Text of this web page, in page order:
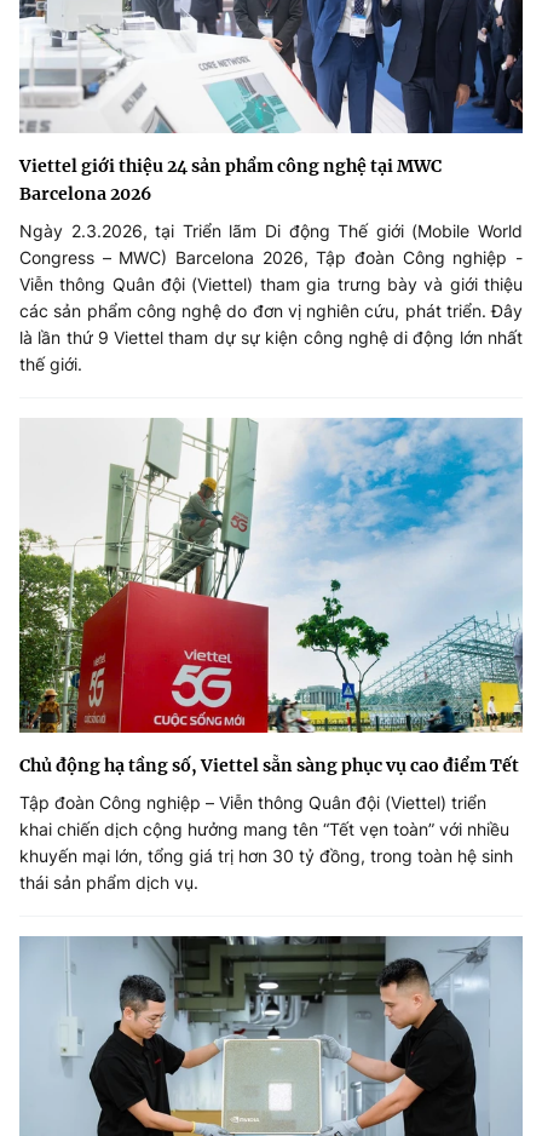
Viettel giới thiệu 24 sản phẩm công nghệ tại MWC
Barcelona 2026
Ngày 2.3.2026, tại Triển lãm Di động Thế giới (Mobile World
Congress – MWC) Barcelona 2026, Tập đoàn Công nghiệp -
Viễn thông Quân đội (Viettel) tham gia trưng bày và giới thiệu
các sản phẩm công nghệ do đơn vị nghiên cứu, phát triển. Đây
là lần thứ 9 Viettel tham dự sự kiện công nghệ di động lớn nhất
thế giới.
Chủ động hạ tầng số, Viettel sẵn sàng phục vụ cao điểm Tết
Tập đoàn Công nghiệp – Viễn thông Quân đội (Viettel) triển
khai chiến dịch cộng hưởng mang tên “Tết vẹn toàn” với nhiều
khuyến mại lớn, tổng giá trị hơn 30 tỷ đồng, trong toàn hệ sinh
thái sản phẩm dịch vụ.